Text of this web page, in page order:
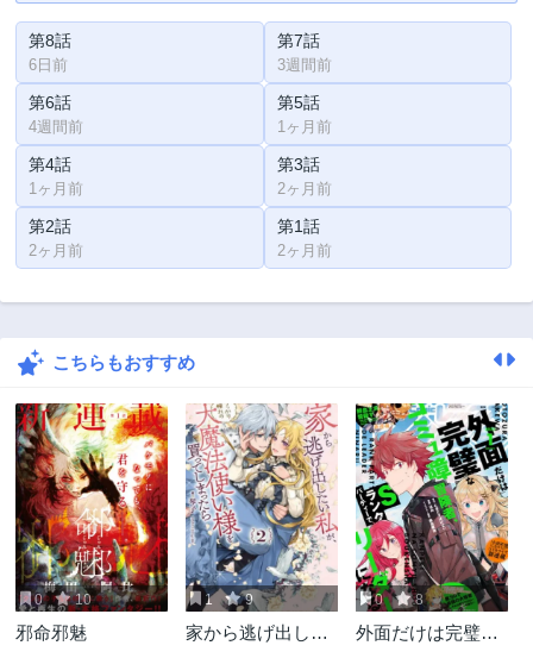
第8話
6日前
第7話
3週間前
第6話
4週間前
第5話
1ヶ月前
第4話
1ヶ月前
第3話
2ヶ月前
第2話
2ヶ月前
第1話
2ヶ月前
こちらもおすすめ
0 10
邪命邪魅
1 9
家から逃げ出した
0 8
外面だけは完璧な